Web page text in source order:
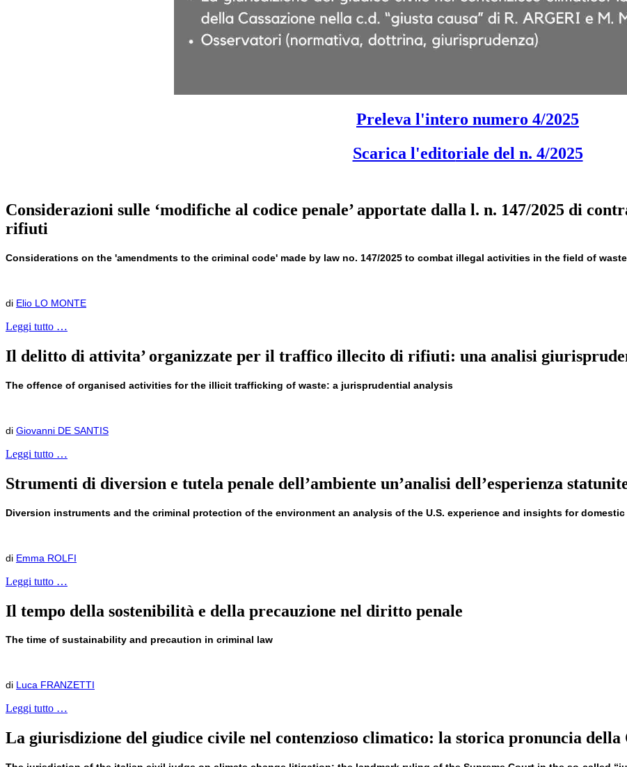
Preleva l'intero numero 4/2025
Scarica l'editoriale del n. 4/2025
Considerazioni sulle ‘modifiche al codice penale’ apportate dalla l. n. 147/2025 di
rifiuti
Considerations on the 'amendments to the criminal code' made by law no. 147/2025 to combat illegal activities in the field of waste
di Elio LO MONTE
Leggi tutto …
Il delitto di attivita’ organizzate per il traffico illecito di rifiuti: una analisi
The offence of organised activities for the illicit trafficking of waste: a jurisprudential analysis
di Giovanni DE SANTIS
Leggi tutto …
Strumenti di diversion e tutela penale dell’ambiente un’analisi dell’esperienza
Diversion instruments and the criminal protection of the environment an analysis of the U.S. experience and insights for domestic
di Emma ROLFI
Leggi tutto …
Il tempo della sostenibilità e della precauzione nel diritto penale
The time of sustainability and precaution in criminal law
di Luca FRANZETTI
Leggi tutto …
La giurisdizione del giudice civile nel contenzioso climatico: la storica pronuncia della